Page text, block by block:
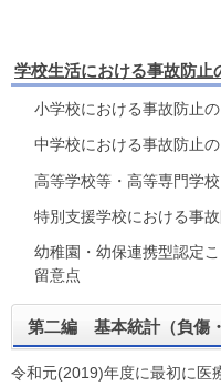
学校生活における事故防止
小学校における事故防止
中学校における事故防止
高等学校等・高等専門学
特別支援学校における事
幼稚園・幼保連携型認定
留意点
第二編 基本統計（負傷
令和元(2019)年度に最初に医